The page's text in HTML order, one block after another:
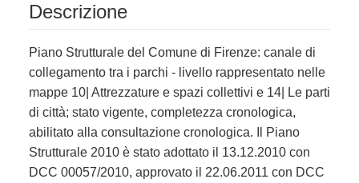
Descrizione
Piano Strutturale del Comune di Firenze: canale di
collegamento tra i parchi - livello rappresentato nelle
mappe 10| Attrezzature e spazi collettivi e 14| Le parti
di città; stato vigente, completezza cronologica,
abilitato alla consultazione cronologica. Il Piano
Strutturale 2010 è stato adottato il 13.12.2010 con
DCC 00057/2010, approvato il 22.06.2011 con DCC